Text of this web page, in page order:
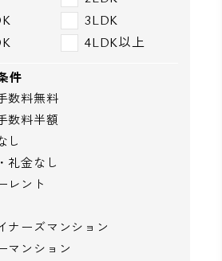
3LDK
4LDK以上
件
数料無料
数料半額
し
礼金なし
レント
ナーズマンション
マンション